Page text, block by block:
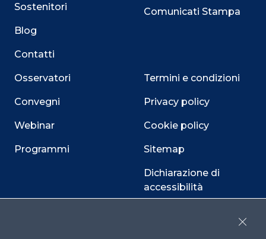
Sostenitori
Blog
Contatti
Osservatori
Convegni
Webinar
Programmi
Comunicati Stampa
Termini e condizioni
Privacy policy
Cookie policy
Sitemap
Dichiarazione di
accessibilità